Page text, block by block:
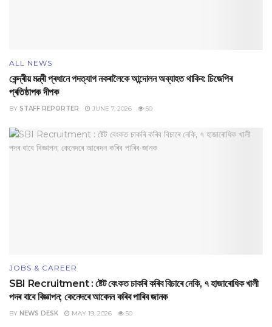
ALL NEWS
‎কেন্দ্ৰীয় মন্ত্ৰী প্ৰধানে পদত্যাগ নকৰালৈকে আন্দোলন অব্যাহত থাকিব: চিজেপিৰ
প্ৰতিষ্ঠাপক দীপক
BY STAFF REPORTER JUNE 7, 2026 50
JOBS & CAREER
SBI Recruitment : ষ্টেট বেংকত চাকৰি কৰিব বিচাৰে নেকি, ৭ হাজাৰোধিক খালী
পদৰ বাবে বিজ্ঞাপন; কেনেদৰে আবেদন কৰিব পাৰিব জানক
BY NEWS DESK MAY 19, 2026 50